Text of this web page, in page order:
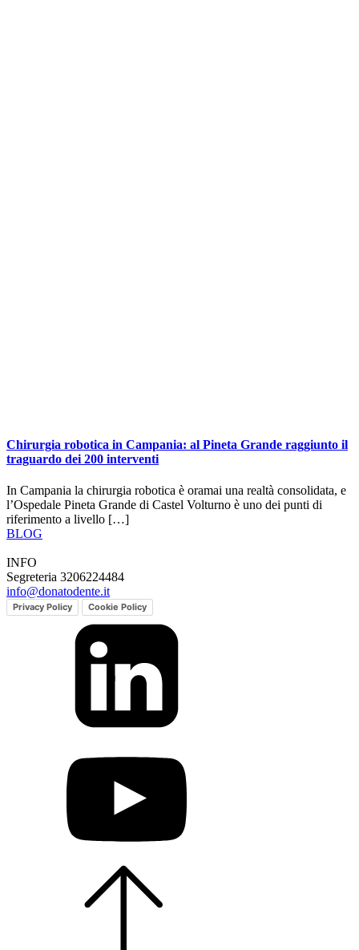
Chirurgia robotica in Campania: al Pineta Grande raggiunto il
traguardo dei 200 interventi
In Campania la chirurgia robotica è oramai una realtà consolidata, e
l’Ospedale Pineta Grande di Castel Volturno è uno dei punti di
riferimento a livello […]
BLOG
INFO
Segreteria 3206224484
info@donatodente.it
Privacy Policy Cookie Policy